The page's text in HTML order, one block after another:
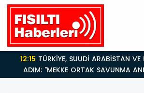
12:15TÜRKİYE, SUUDİ ARABİSTAN VE PAKİSTAN'DAN KRİTİK
ADIM: "MEKKE ORTAK SAVUNMA